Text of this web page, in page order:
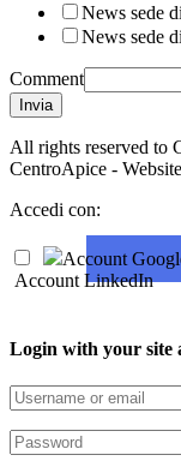
News sede
News sede
Comment
Invia
All rights reserved to
CentroApice -
Accedi con:
Account
Account LinkedIn
Login with your site